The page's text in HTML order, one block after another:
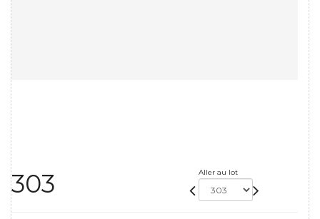
303 Aller au lot